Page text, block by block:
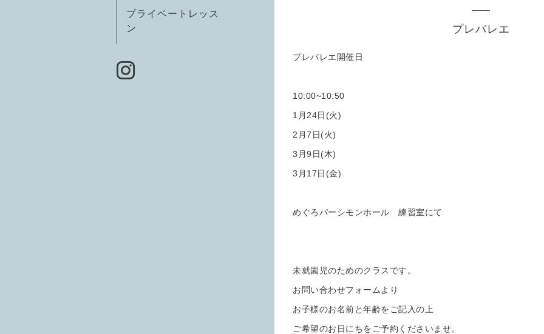
プライベートレッス
ン
プレバレエ
プレバレエ開催日
10:00~10:50
1月24日(火)
2月7日(火)
3月9日(木)
3月17日(金)
めぐろパーシモンホール 練習室にて
未就園児のためのクラスです。
お問い合わせフォームより
お子様のお名前と年齢をご記入の上
ご希望のお日にちをご予約くださいませ。